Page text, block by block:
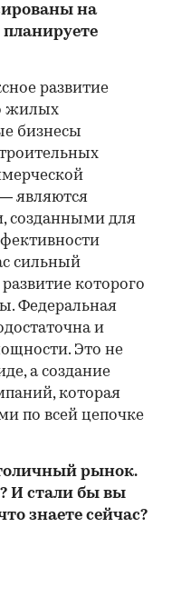
на
развитие
жилых
бизнесы
являются
созданными для
сильный
которого
Федеральная
и
Это не
а создание
которая
по всей цепочке
рынок.
И стали бы вы
знаете сейчас?